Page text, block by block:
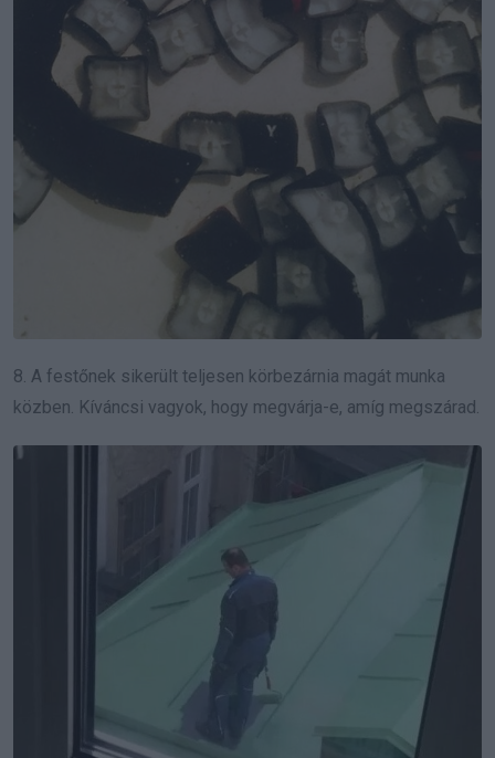
8. A festőnek sikerült teljesen körbezárnia magát munka
közben. Kíváncsi vagyok, hogy megvárja-e, amíg megszárad.